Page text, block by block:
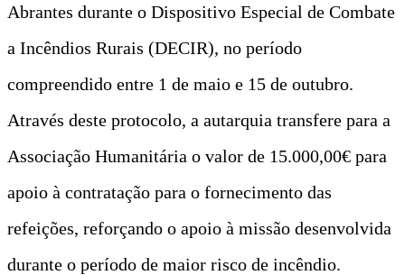
Abrantes durante o Dispositivo Especial de Combate
a Incêndios Rurais (DECIR), no período
compreendido entre 1 de maio e 15 de outubro.
Através deste protocolo, a autarquia transfere para a
Associação Humanitária o valor de 15.000,00€ para
apoio à contratação para o fornecimento das
refeições, reforçando o apoio à missão desenvolvida
durante o período de maior risco de incêndio.